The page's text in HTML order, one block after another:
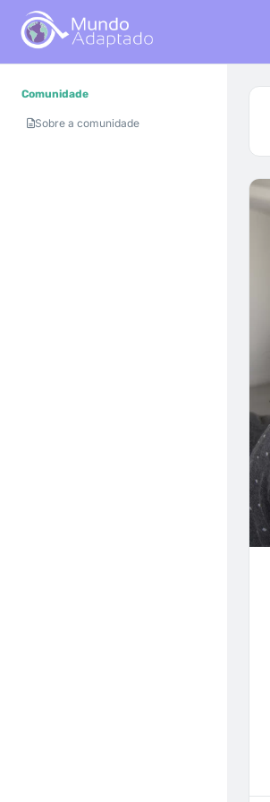
Comunidade
Sobre a comunidade